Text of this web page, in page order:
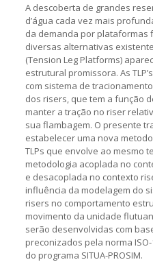
A descoberta de grandes
d’água cada vez mais
da demanda por plataformas
diversas alternativas
(Tension Leg Platforms)
estrutural promissora. As
com sistema de
dos risers, que tem a função
manter a tração no riser
sua flambagem. O presente
estabelecer uma nova
TLPs que envolve ao mesmo
metodologia acoplada no
e desacoplada no contexto
influência da modelagem do
risers no comportamento
movimento da unidade
serão desenvolvidas com
preconizados pela norma
do programa SITUA-PROSIM.